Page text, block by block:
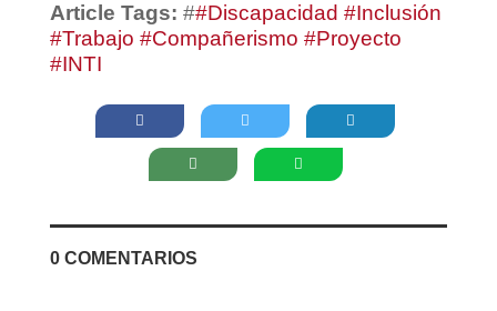
Article Tags: ##Discapacidad #Inclusión
#Trabajo #Compañerismo #Proyecto
#INTI
0 COMENTARIOS